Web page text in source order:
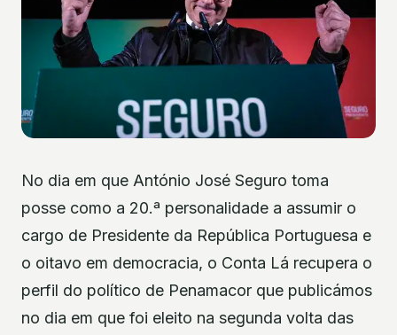
No dia em que António José Seguro toma
posse como a 20.ª personalidade a assumir o
cargo de Presidente da República Portuguesa e
o oitavo em democracia, o Conta Lá recupera o
perfil do político de Penamacor que publicámos
no dia em que foi eleito na segunda volta das